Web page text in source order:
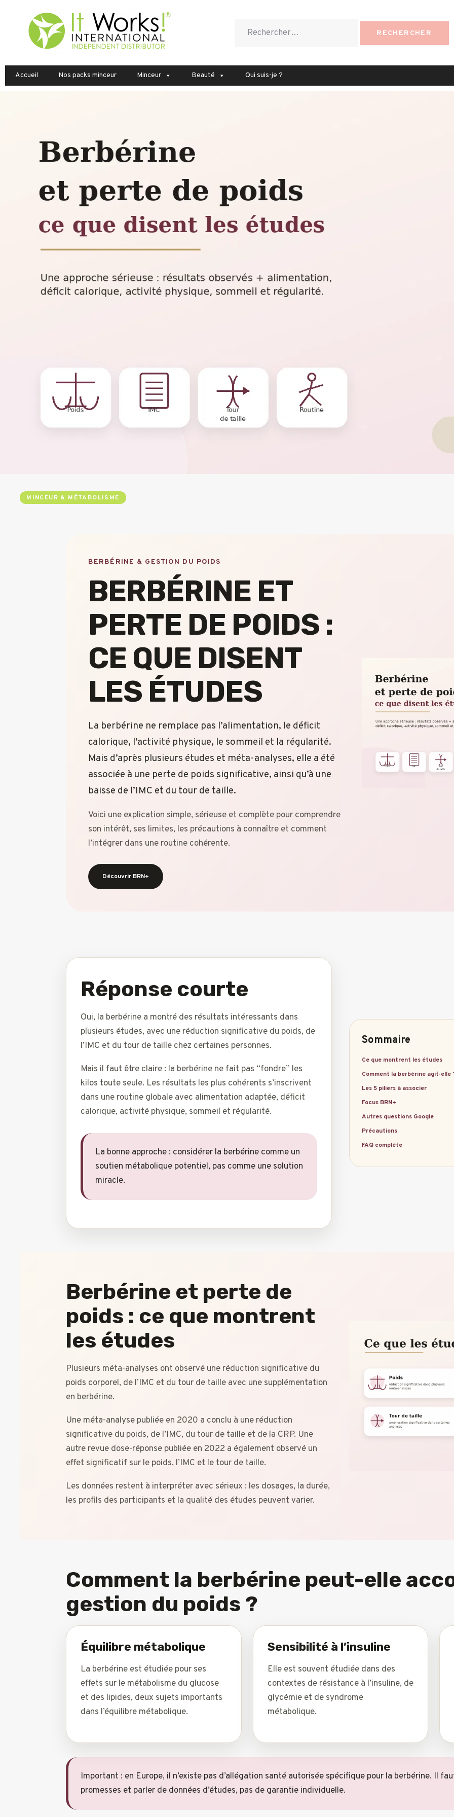
Accueil Nos packs minceur Minceur Beauté Qui suis-je ?
MINCEUR & MÉTABOLISME
BERBÉRINE & GESTION DU POIDS
BERBÉRINE ET
PERTE DE POIDS :
CE QUE DISENT
LES ÉTUDES
La berbérine ne remplace pas l’alimentation, le déficit
calorique, l’activité physique, le sommeil et la régularité.
Mais d’après plusieurs études et méta-analyses, elle a été
associée à une perte de poids significative, ainsi qu’à une
baisse de l’IMC et du tour de taille.
Voici une explication simple, sérieuse et complète pour comprendre
son intérêt, ses limites, les précautions à connaître et comment
l’intégrer dans une routine cohérente.
Découvrir BRN+
Réponse courte
Oui, la berbérine a montré des résultats intéressants dans
plusieurs études, avec une réduction significative du poids, de
l’IMC et du tour de taille chez certaines personnes.
Mais il faut être claire : la berbérine ne fait pas “fondre” les
kilos toute seule. Les résultats les plus cohérents s’inscrivent
dans une routine globale avec alimentation adaptée, déficit
calorique, activité physique, sommeil et régularité.
La bonne approche : considérer la berbérine comme un
soutien métabolique potentiel, pas comme une solution
miracle.
Sommaire
Ce que montrent les études
Comment la berbérine agit-elle
Les 5 piliers à associer
Focus BRN+
Autres questions Google
Précautions
FAQ complète
Berbérine et perte de
poids : ce que montrent
les études
Plusieurs méta-analyses ont observé une réduction significative du
poids corporel, de l’IMC et du tour de taille avec une supplémentation
en berbérine.
Une méta-analyse publiée en 2020 a conclu à une réduction
significative du poids, de l’IMC, du tour de taille et de la CRP. Une
autre revue dose-réponse publiée en 2022 a également observé un
effet significatif sur le poids, l’IMC et le tour de taille.
Les données restent à interpréter avec sérieux : les dosages, la durée,
les profils des participants et la qualité des études peuvent varier.
Comment la berbérine peut-elle
gestion du poids ?
Équilibre métabolique
La berbérine est étudiée pour ses
effets sur le métabolisme du glucose
et des lipides, deux sujets importants
dans l’équilibre métabolique.
Sensibilité à l’insuline
Elle est souvent étudiée dans des
contextes de résistance à l’insuline, de
glycémie et de syndrome
métabolique.
Important : en Europe, il n’existe pas d’allégation santé autorisée spécifique pour la berbérine. Il
promesses et parler de données d’études, pas de garantie individuelle.